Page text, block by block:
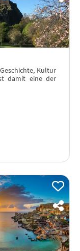
Kultur
damit eine der